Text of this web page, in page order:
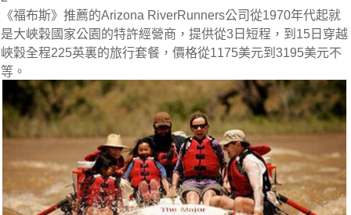
《福布斯》推薦的Arizona RiverRunners公司從1970年代起就
是大峽穀國家公園的特許經營商，提供從3日短程，到15日穿越
峽穀全程225英裏的旅行套餐，價格從1175美元到3195美元不
等。